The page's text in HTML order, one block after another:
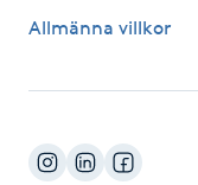
Läpptatuering
Allmänna villkor